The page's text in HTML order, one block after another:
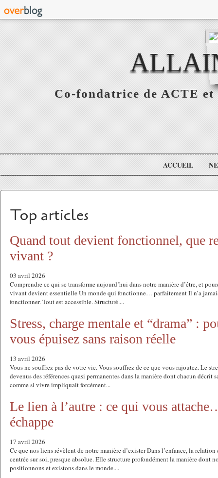
Co-fondatrice de ACTE
ACCUEIL
Top articles
Quand tout devient fonctionnel, que
vivant ?
03 avril 2026
Comprendre ce qui se transforme aujourd’hui dans notre manière d’être, et
vivant devient essentielle Un monde qui fonctionne… parfaitement Il n’a
fonctionner. Tout est accessible. Structuré....
Stress, charge mentale et “drama” :
vous épuisez sans raison réelle
13 avril 2026
Vous ne souffrez pas de votre vie. Vous souffrez de ce que vous rajoutez. Le
devenus des références quasi permanentes dans la manière dont chacun décrit
comme si vivre impliquait forcément...
Le lien à l’autre : ce qui vous
échappe
17 avril 2026
Ce que nos liens révèlent de notre manière d’exister Dans l’enfance, la relation
centrée sur soi, presque absolue. Elle structure profondément la manière dont
positionnons et existons dans le monde....